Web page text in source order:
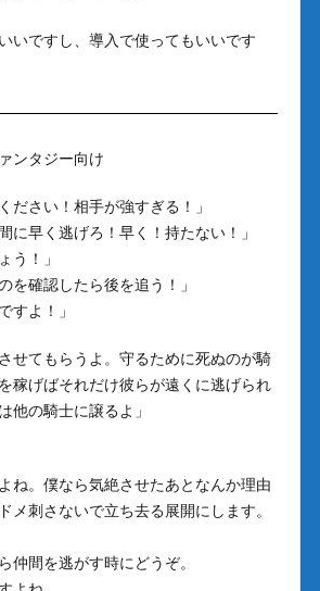
いですし、導入で使ってもいいです
ンタジー向け
ださい！相手が強すぎる！」
に早く逃げろ！早く！持たない！」
う！」
を確認したら後を追う！」
すよ！」
せてもらうよ。守るために死ぬのが騎
稼げばそれだけ彼らが遠くに逃げられ
他の騎士に譲るよ」
ね。僕なら気絶させたあとなんか理由
メ刺さないで立ち去る展開にします。
仲間を逃がす時にどうぞ。